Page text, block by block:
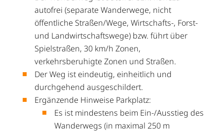
autofrei (separate Wanderwege, nicht
öffentliche Straßen/Wege, Wirtschafts-, Forst-
und Landwirtschaftswege) bzw. führt über
Spielstraßen, 30 km/h Zonen,
verkehrsberuhigte Zonen und Straßen.
Der Weg ist eindeutig, einheitlich und
durchgehend ausgeschildert.
Ergänzende Hinweise Parkplatz:
Es ist mindestens beim Ein-/Ausstieg des
Wanderwegs (in maximal 250 m